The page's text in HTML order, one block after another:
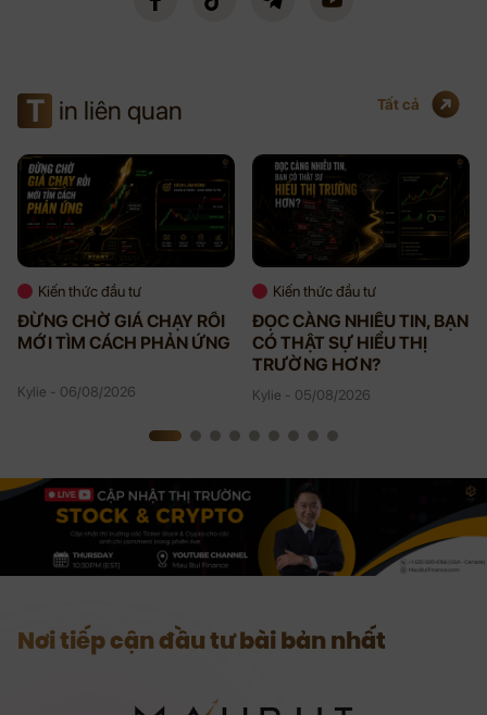
T in liên quan Tất cả
Kiến thức đầu tư
ĐỪNG CHỜ GIÁ CHẠY RỒI
MỚI TÌM CÁCH PHẢN ỨNG
Kylie - 06/08/2026
Kiến thức đầu tư
ĐỌC CÀNG NHIỀU TIN, BẠN
CÓ THẬT SỰ HIỂU THỊ
TRƯỜNG HƠN?
Kylie - 05/08/2026
Nơi tiếp cận đầu tư bài bản nhất